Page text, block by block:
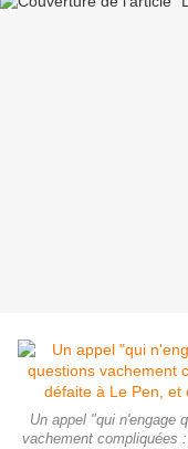
Un appel "qui n'engage
vachement compliquées